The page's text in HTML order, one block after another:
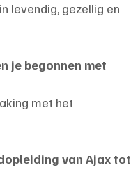
levendig, gezellig en
je begonnen met
met het
van Ajax tot